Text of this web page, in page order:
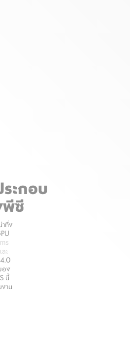
ะกอบ
ซี
ทึ่ง
ร
ะ
อง
นี้
าน